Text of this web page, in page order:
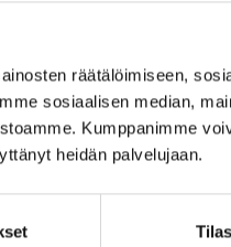
räätälöimiseen,
sosiaalisen median,
Kumppanimme
heidän palvelujaan.